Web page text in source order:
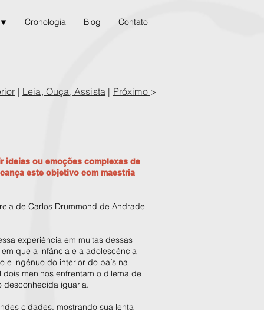
Cronologia Blog Contato
| Leia, Ouça, Assista | Próximo >
ideias ou emoções complexas de
este objetivo com maestria
de Carlos Drummond de Andrade
experiência em muitas dessas
que a infância e a adolescência
e ingênuo do interior do país na
meninos enfrentam o dilema de
desconhecida iguaria.
cidades, mostrando sua lenta